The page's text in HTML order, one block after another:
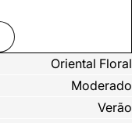
Oriental Floral
Moderado
Verão